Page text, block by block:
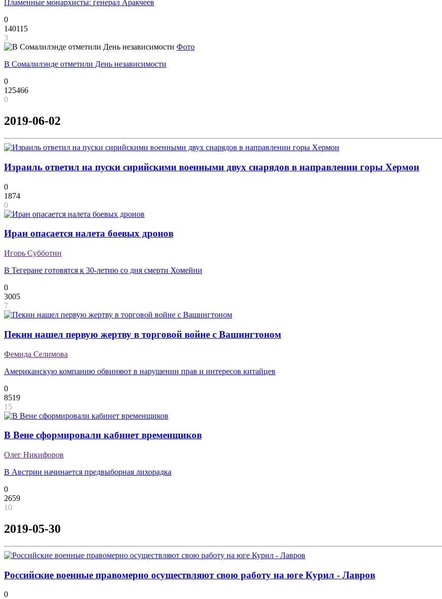
Пламенные монархисты: генерал Аракчеев
0
140115
3
Фото
В Сомалилэнде отметили День независимости
0
125466
0
2019-06-02
Израиль ответил на пуски сирийскими военными двух снарядов в направлении горы Хермон
0
1874
0
Иран опасается налета боевых дронов
Игорь Субботин
В Тегеране готовятся к 30-летию со дня смерти Хомейни
0
3005
7
Пекин нашел первую жертву в торговой войне с Вашингтоном
Фемида Селимова
Американскую компанию обвиняют в нарушении прав и интересов китайцев
0
8519
15
В Вене сформировали кабинет временщиков
Олег Никифоров
В Австрии начинается предвыборная лихорадка
0
2659
10
2019-05-30
Российские военные правомерно осуществляют свою работу на юге Курил - Лавров
0